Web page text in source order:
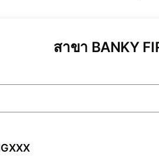
สาขา BANKY